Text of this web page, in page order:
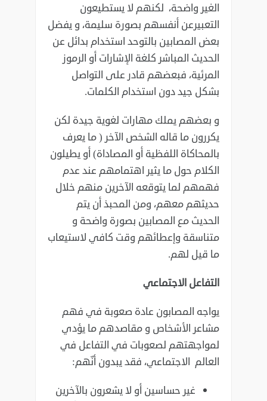
الغير واضحة، لكنهم لا يستطيعون
التعبيرعن أنفسهم بصورة سليمة، و ‏يفضل
بعض المصابين بالتوحد استخدام بدائل عن
الحديث المباشر كلغة الإشارات أو الرموز
المرئية، فبعضهم ‏قادر على التواصل
بشكل جيد دون استخدام الكلمات.‏
و بعضهم يملك مهارات لغوية جيدة لكن
يكررون ما قاله الشخص الآخر ( ما يعرف
بالمحاكاة اللفظية أو ‏المصاداة) أو يطيلون
الكلام حول ما يثير اهتمامهم عند عدم
فهمهم لما يتوقعه الآخرين منهم خلال
حديثهم ‏معهم، ومن المحبذ أن يتم
الحديث مع المصابين بصورة واضحة و
متناسقة وإعطائهم وقت كافي لاستيعاب
ما ‏قيل لهم.‏
‏التفاعل الاجتماعي
يواجه المصابون عادة صعوبة في فهم
مشاعر الأشخاص و مقاصدهم ما يؤدي
لمواجهتهم لصعوبات في ‏التفاعل في
العالم الاجتماعي، فقد يبدون أنّهم:‏
غير حساسين أو لا يشعرون بالآخرين